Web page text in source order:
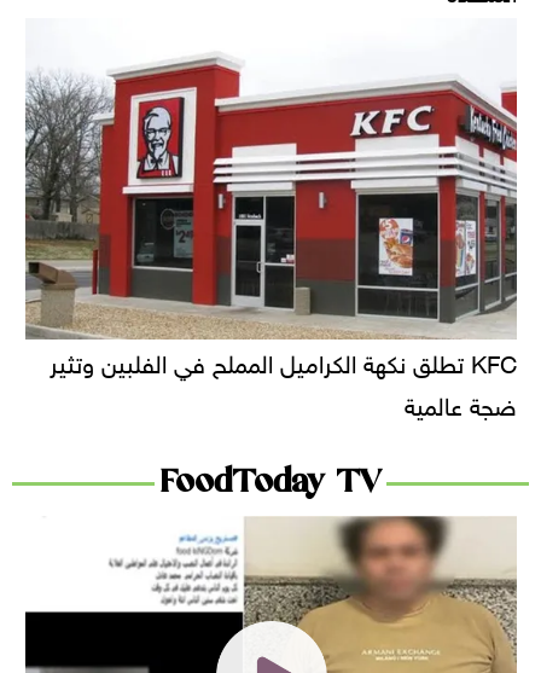
KFC تطلق نكهة الكراميل المملح في الفلبين وتثير
ضجة عالمية
FoodToday TV